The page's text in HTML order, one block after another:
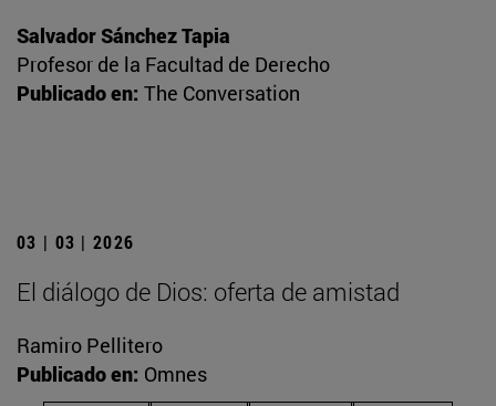
Salvador Sánchez Tapia
Profesor de la Facultad de Derecho
Publicado en: The Conversation
03 | 03 | 2026
El diálogo de Dios: oferta de amistad
Ramiro Pellitero
Publicado en: Omnes